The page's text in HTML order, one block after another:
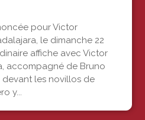
pour Victor
le dimanche 22
affiche avec Victor
accompagné de Bruno
les novillos de
y...